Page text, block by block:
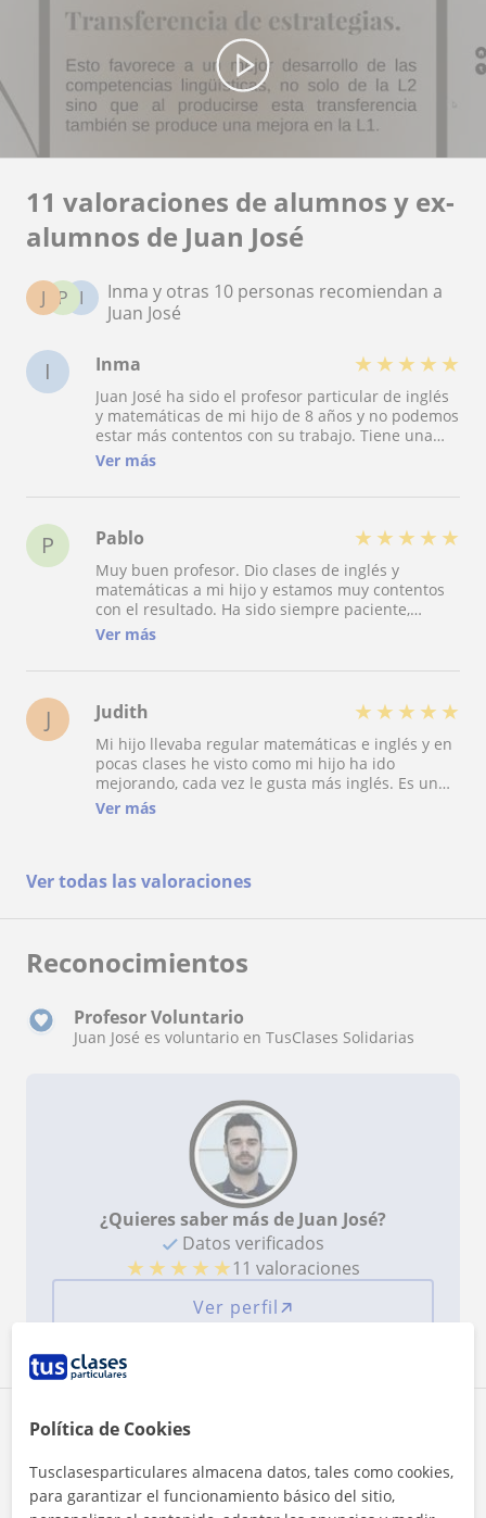
11 valoraciones de alumnos y ex-
alumnos de Juan José
I
P
J
Inma y otras 10 personas recomiendan a
Juan José
I Inma ★ ★ ★ ★ ★
Juan José ha sido el profesor particular de inglés
y matemáticas de mi hijo de 8 años y no podemos
estar más contentos con su trabajo. Tiene una
paciencia infinita y una habilidad fantástica para
hijo no solo ha mejorado sus notas y su nivel
confianza en sí mismo. Es puntual, responsable y
muy comprometido con el aprendizaje de sus
alumnos. Sin duda, un gran acierto contar con él.
Ver más
P Pablo ★ ★ ★ ★ ★
Muy buen profesor. Dio clases de inglés y
matemáticas a mi hijo y estamos muy contentos
con el resultado. Ha sido siempre paciente,
amable y claro en sus explicaciones, adaptándose
duda.
Ver más
J Judith ★ ★ ★ ★ ★
Mi hijo llevaba regular matemáticas e inglés y en
pocas clases he visto como mi hijo ha ido
mejorando, cada vez le gusta más inglés. Es un
profesor muy implicado, hemos tenido mucha
Ver más
Ver todas las valoraciones
Reconocimientos
Profesor Voluntario
Juan José es voluntario en TusClases Solidarias
¿Quieres saber más de Juan José?
Datos verificados
★ ★ ★ ★ ★11 valoraciones
Ver perfil
Zona de Juan José
Localidades a las que se desplaza para dar clase
Política de Cookies
Tusclasesparticulares almacena datos, tales como cookies,
para garantizar el funcionamiento básico del sitio,